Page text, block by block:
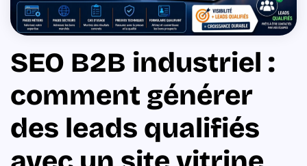
SEO B2B industriel :
comment générer
des leads qualifiés